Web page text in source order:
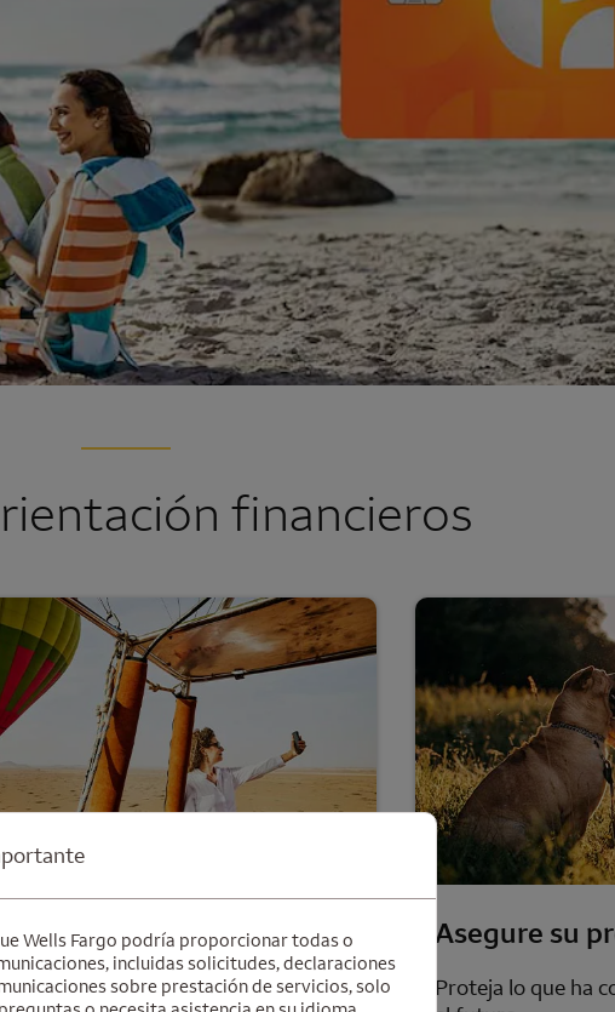
financieros
en el futuro
de sus metas y obtenga
Asegure su
Proteja lo que ha
Wells Fargo podría proporcionar todas o
incluidas solicitudes, declaraciones
sobre prestación de servicios, solo